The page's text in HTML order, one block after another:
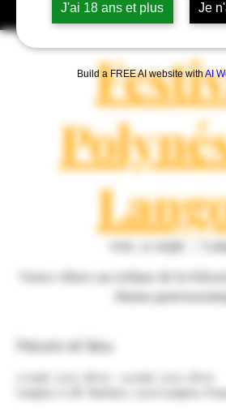
J'ai 18 ans et plus Je
Build a FREE AI website withAI
ven. 12 sept.
Venez vibrer au rythme de la
rhums
Heure et lieu
12 sept. 2025, 18:00 – 14 sept. 2025, 18:00
Langon, 6 All. Marines, 33210 Langon,